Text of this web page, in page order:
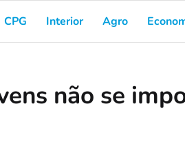
CPG Interior Agro
não se